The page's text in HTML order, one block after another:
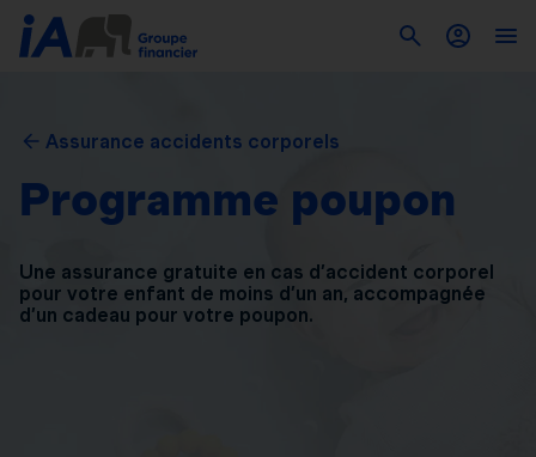
Assurance accidents corporels
Programme poupon
Une assurance gratuite en cas d’accident corporel
pour votre enfant de moins d’un an, accompagnée
d’un cadeau pour votre poupon.